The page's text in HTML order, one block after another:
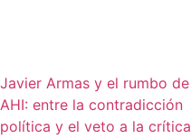
Javier Armas y el rumbo de
AHI: entre la contradicción
política y el veto a la crítica